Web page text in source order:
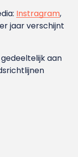
Instragram,
jaar verschijnt
aan